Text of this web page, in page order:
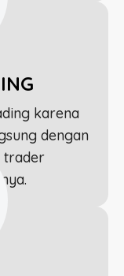
karena
dengan
trader